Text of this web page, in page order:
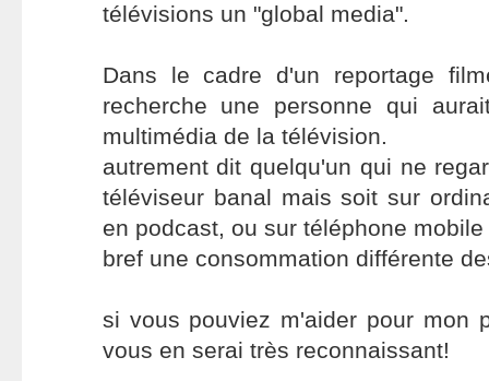
télévisions un "global media".
Dans le cadre d'un reportage
recherche une personne qui
multimédia de la télévision.
autrement dit quelqu'un qui ne
téléviseur banal mais soit sur
en podcast, ou sur téléphone mobile
bref une consommation différente
si vous pouviez m'aider pour mon
vous en serai très reconnaissant!